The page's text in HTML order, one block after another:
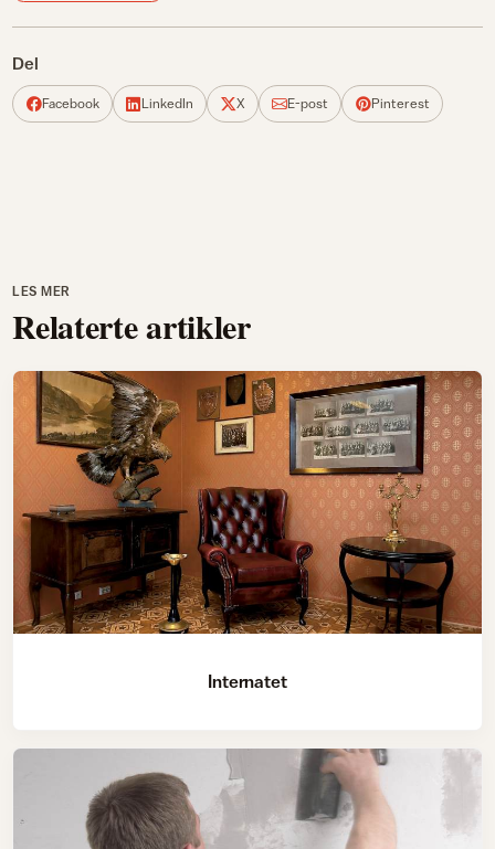
Del
Facebook LinkedIn X E-post Pinterest
LES MER
Relaterte artikler
Internatet